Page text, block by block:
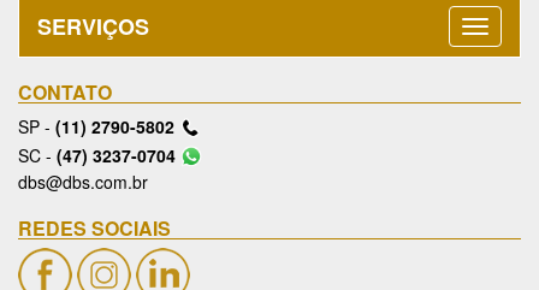
SERVIÇOS
CONTATO
SP - (11) 2790-5802
SC - (47) 3237-0704
dbs@dbs.com.br
REDES SOCIAIS